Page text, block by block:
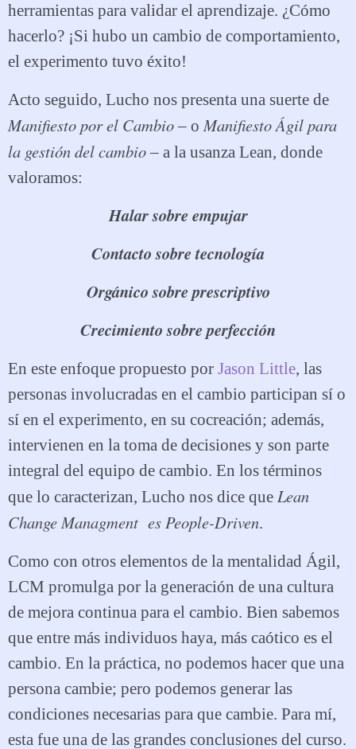
herramientas para validar el aprendizaje. ¿Cómo
hacerlo? ¡Si hubo un cambio de comportamiento,
el experimento tuvo éxito!
Acto seguido, Lucho nos presenta una suerte de
Manifiesto por el Cambio– oManifiesto Ágil para
la gestión del cambio– a la usanza Lean, donde
valoramos:
Halar sobre empujar
Contacto sobre tecnología
Orgánico sobre prescriptivo
Crecimiento sobre perfección
En este enfoque propuesto por Jason Little, las
personas involucradas en el cambio participan sí o
sí en el experimento, en su cocreación; además,
intervienen en la toma de decisiones y son parte
integral del equipo de cambio. En los términos
que lo caracterizan, Lucho nos dice que Lean
Change Managment es People-Driven.
Como con otros elementos de la mentalidad Ágil,
LCM promulga por la generación de una cultura
de mejora continua para el cambio. Bien sabemos
que entre más individuos haya, más caótico es el
cambio. En la práctica, no podemos hacer que una
persona cambie; pero podemos generar las
condiciones necesarias para que cambie. Para mí,
esta fue una de las grandes conclusiones del curso.